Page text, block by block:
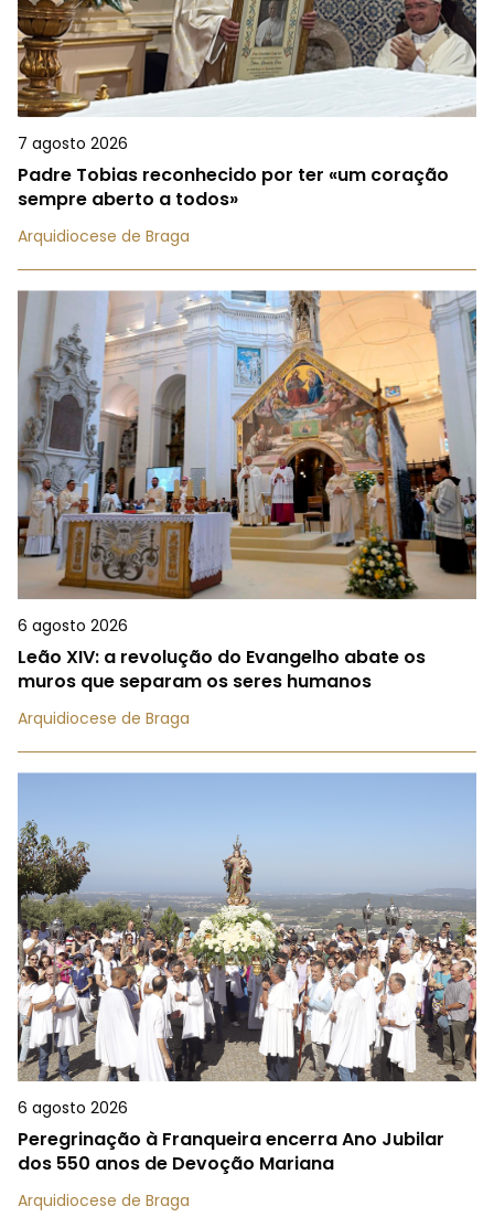
7 agosto 2026
Padre Tobias reconhecido por ter «um coração
sempre aberto a todos»
Arquidiocese de Braga
6 agosto 2026
Leão XIV: a revolução do Evangelho abate os
muros que separam os seres humanos
Arquidiocese de Braga
6 agosto 2026
Peregrinação à Franqueira encerra Ano Jubilar
dos 550 anos de Devoção Mariana
Arquidiocese de Braga